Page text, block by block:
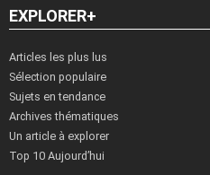
EXPLORER+
Articles les plus lus
Sélection populaire
Sujets en tendance
Archives thématiques
Un article à explorer
Top 10 Aujourd’hui